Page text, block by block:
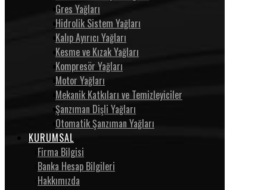
Gres Yağları
Hidrolik Sistem Yağları
Kalıp Ayırıcı Yağları
Kesme ve Kızak Yağları
Kompresör Yağları
Motor Yağları
Mekanik Katkıları ve Temizleyiciler
Şanzıman Dişli Yağları
Otomatik Şanzıman Yağları
KURUMSAL
Firma Bilgisi
Banka Hesap Bilgileri
Hakkımızda